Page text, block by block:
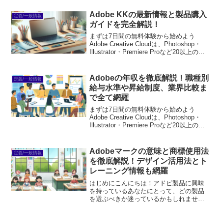
→※...
定義/一般情報
Adobe KKの最新情報と製品購入
ガイドを完全解説！
まずは7日間の無料体験から始めよう
Adobe Creative Cloudは、Photoshop・
Illustrator・Premiere Proなど20以上のア
→※...
定義/一般情報
Adobeの年収を徹底解説！職種別
給与水準や昇給制度、業界比較ま
で全て網羅
まずは7日間の無料体験から始めよう
Adobe Creative Cloudは、Photoshop・
Illustrator・Premiere Proなど20以上のア
→※...
定義/一般情報
Adobeマークの意味と商標使用法
を徹底解説！デザイン活用法とト
レーニング情報も網羅
はじめにこんにちは！アドビ製品に興味
を持っているあなたにとって、どの製品
を選ぶべきか迷っているかもしれません